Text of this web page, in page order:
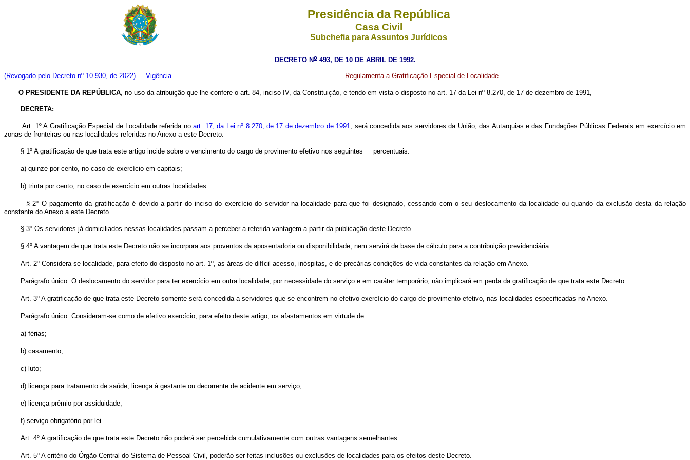
Presidência da República
Casa Civil
Subchefia para Assuntos Jurídicos
DECRETO No493, DE 10 DE ABRIL DE 1992.
(Revogado pelo Decreto nº 10.930, de 2022) Vigência Regulamenta a Gratificação Especial de Localidade.
O PRESIDENTE DA REPÚBLICA, no uso da atribuição que lhe confere o art. 84, inciso IV, da Constituição, e tendo em vista o disposto no art. 17 da Lei nº 8.270, de 17 de dezembro de 1991,
DECRETA:
Art. 1º A Gratificação Especial de Localidade referida noart. 17, da Lei nº 8.270, de 17 de dezembro de 1991, será concedida aos servidores da União, das Autarquias e das Fundações Públicas Federais em exercício em
zonas de fronteiras ou nas localidades referidas no Anexo a este Decreto.
§ 1º A gratificação de que trata este artigo incide sobre o vencimento do cargo de provimento efetivo nos seguintes percentuais:
a) quinze por cento, no caso de exercício em capitais;
b) trinta por cento, no caso de exercício em outras localidades.
§ 2º O pagamento da gratificação é devido a partir do inciso do exercício do servidor na localidade para que foi designado, cessando com o seu deslocamento da localidade ou quando da exclusão desta da relação
constante do Anexo a este Decreto.
§ 3º Os servidores já domiciliados nessas localidades passam a perceber a referida vantagem a partir da publicação deste Decreto.
§ 4º A vantagem de que trata este Decreto não se incorpora aos proventos da aposentadoria ou disponibilidade, nem servirá de base de cálculo para a contribuição previdenciária.
Art. 2º Considera-se localidade, para efeito do disposto no art. 1º, as áreas de difícil acesso, inóspitas, e de precárias condições de vida constantes da relação em Anexo.
Parágrafo único. O deslocamento do servidor para ter exercício em outra localidade, por necessidade do serviço e em caráter temporário, não implicará em perda da gratificação de que trata este Decreto.
Art. 3º A gratificação de que trata este Decreto somente será concedida a servidores que se encontrem no efetivo exercício do cargo de provimento efetivo, nas localidades especificadas no Anexo.
Parágrafo único. Consideram-se como de efetivo exercício, para efeito deste artigo, os afastamentos em virtude de:
a) férias;
b) casamento;
c) luto;
d) licença para tratamento de saúde, licença à gestante ou decorrente de acidente em serviço;
e) licença-prêmio por assiduidade;
f) serviço obrigatório por lei.
Art. 4º A gratificação de que trata este Decreto não poderá ser percebida cumulativamente com outras vantagens semelhantes.
Art. 5º A critério do Órgão Central do Sistema de Pessoal Civil, poderão ser feitas inclusões ou exclusões de localidades para os efeitos deste Decreto.